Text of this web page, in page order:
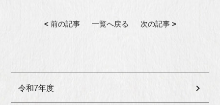
< 前の記事 一覧へ戻る 次の記事>
令和7年度